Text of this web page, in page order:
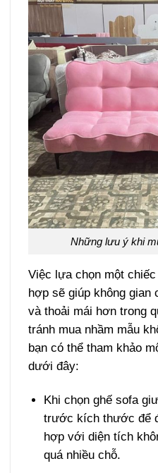
Những lưu ý khi
Việc lựa chọn một
hợp sẽ giúp không gian
và thoải mái hơn trong
tránh mua nhầm mẫu
bạn có thể tham khảo
dưới đây:
Khi chọn ghế sofa
trước kích thước để
hợp với diện tích
quá nhiều chỗ.